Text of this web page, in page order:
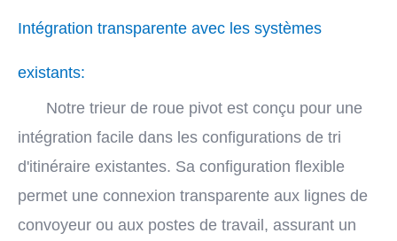
Intégration transparente avec les systèmes
existants:
Notre trieur de roue pivot est conçu pour une
intégration facile dans les configurations de tri
d'itinéraire existantes. Sa configuration flexible
permet une connexion transparente aux lignes de
convoyeur ou aux postes de travail, assurant un